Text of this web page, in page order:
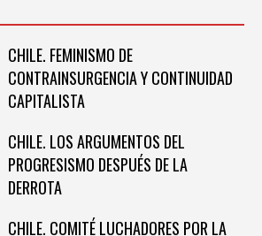
CHILE. FEMINISMO DE
CONTRAINSURGENCIA Y CONTINUIDAD
CAPITALISTA
CHILE. LOS ARGUMENTOS DEL
PROGRESISMO DESPUÉS DE LA
DERROTA
CHILE. COMITÉ LUCHADORES POR LA